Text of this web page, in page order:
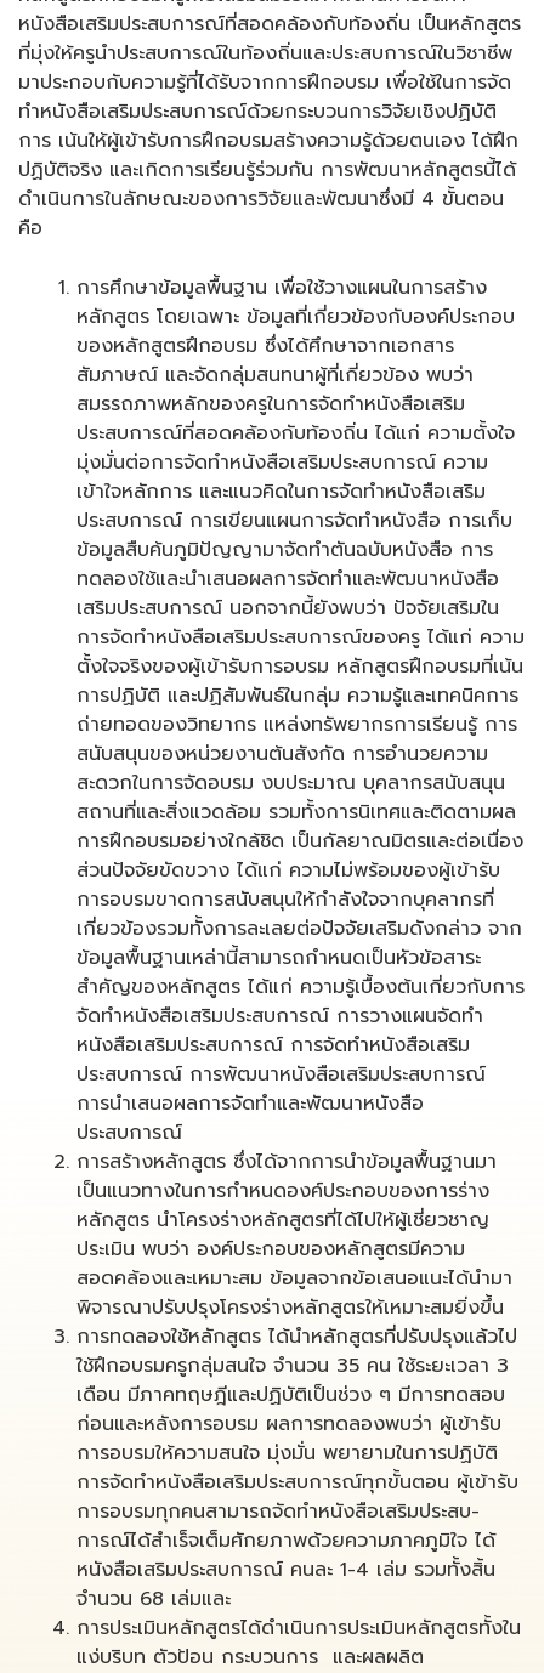
หนังสือเสริมประสบการณ์ที่สอดคล้องกับท้องถิ่น เป็นหลักสูตร
ที่มุ่งให้ครูนำประสบการณ์ในท้องถิ่นและประสบการณ์ในวิชาชีพ
มาประกอบกับความรู้ที่ได้รับจากการฝึกอบรม เพื่อใช้ในการจัด
ทำหนังสือเสริมประสบการณ์ด้วยกระบวนการวิจัยเชิงปฏิบัติ
การ เน้นให้ผู้เข้ารับการฝึกอบรมสร้างความรู้ด้วยตนเอง ได้ฝึก
ปฏิบัติจริง และเกิดการเรียนรู้ร่วมกัน การพัฒนาหลักสูตรนี้ได้
ดำเนินการในลักษณะของการวิจัยและพัฒนาซึ่งมี 4 ขั้นตอน
คือ
การศึกษาข้อมูลพื้นฐาน เพื่อใช้วางแผนในการสร้าง
หลักสูตร โดยเฉพาะ ข้อมูลที่เกี่ยวข้องกับองค์ประกอบ
ของหลักสูตรฝึกอบรม ซึ่งได้ศึกษาจากเอกสาร
สัมภาษณ์ และจัดกลุ่มสนทนาผู้ที่เกี่ยวข้อง พบว่า
สมรรถภาพหลักของครูในการจัดทำหนังสือเสริม
ประสบการณ์ที่สอดคล้องกับท้องถิ่น ได้แก่ ความตั้งใจ
มุ่งมั่นต่อการจัดทำหนังสือเสริมประสบการณ์ ความ
เข้าใจหลักการ และแนวคิดในการจัดทำหนังสือเสริม
ประสบการณ์ การเขียนแผนการจัดทำหนังสือ การเก็บ
ข้อมูลสืบค้นภูมิปัญญามาจัดทำตันฉบับหนังสือ การ
ทดลองใช้และนำเสนอผลการจัดทำและพัฒนาหนังสือ
เสริมประสบการณ์ นอกจากนี้ยังพบว่า ปัจจัยเสริมใน
การจัดทำหนังสือเสริมประสบการณ์ของครู ได้แก่ ความ
ตั้งใจจริงของผู้เข้ารับการอบรม หลักสูตรฝึกอบรมที่เน้น
การปฏิบัติ และปฏิสัมพันธ์ในกลุ่ม ความรู้และเทคนิคการ
ถ่ายทอดของวิทยากร แหล่งทรัพยากรการเรียนรู้ การ
สนับสนุนของหน่วยงานต้นสังกัด การอำนวยความ
สะดวกในการจัดอบรม งบประมาณ บุคลากรสนับสนุน
สถานที่และสิ่งแวดล้อม รวมทั้งการนิเทศและติดตามผล
การฝึกอบรมอย่างใกล้ชิด เป็นกัลยาณมิตรและต่อเนื่อง
ส่วนปัจจัยขัดขวาง ได้แก่ ความไม่พร้อมของผู้เข้ารับ
การอบรมขาดการสนับสนุนให้กำลังใจจากบุคลากรที่
เกี่ยวข้องรวมทั้งการละเลยต่อปัจจัยเสริมดังกล่าว จาก
ข้อมูลพื้นฐานเหล่านี้สามารถกำหนดเป็นหัวข้อสาระ
สำคัญของหลักสูตร ได้แก่ ความรู้เบื้องต้นเกี่ยวกับการ
จัดทำหนังสือเสริมประสบการณ์ การวางแผนจัดทำ
หนังสือเสริมประสบการณ์ การจัดทำหนังสือเสริม
ประสบการณ์ การพัฒนาหนังสือเสริมประสบการณ์
การนำเสนอผลการจัดทำและพัฒนาหนังสือ
ประสบการณ์
การสร้างหลักสูตร ซึ่งได้จากการนำข้อมูลพื้นฐานมา
เป็นแนวทางในการกำหนดองค์ประกอบของการร่าง
หลักสูตร นำโครงร่างหลักสูตรที่ได้ไปให้ผู้เชี่ยวชาญ
ประเมิน พบว่า องค์ประกอบของหลักสูตรมีความ
สอดคล้องและเหมาะสม ข้อมูลจากข้อเสนอแนะได้นำมา
พิจารณาปรับปรุงโครงร่างหลักสูตรให้เหมาะสมยิ่งขึ้น
การทดลองใช้หลักสูตร ได้นำหลักสูตรที่ปรับปรุงแล้วไป
ใช้ฝึกอบรมครูกลุ่มสนใจ จำนวน 35 คน ใช้ระยะเวลา 3
เดือน มีภาคทฤษฎีและปฏิบัติเป็นช่วง ๆ มีการทดสอบ
ก่อนและหลังการอบรม ผลการทดลองพบว่า ผู้เข้ารับ
การอบรมให้ความสนใจ มุ่งมั่น พยายามในการปฏิบัติ
การจัดทำหนังสือเสริมประสบการณ์ทุกขั้นตอน ผู้เข้ารับ
การอบรมทุกคนสามารถจัดทำหนังสือเสริมประสบ-
การณ์ได้สำเร็จเต็มศักยภาพด้วยความภาคภูมิใจ ได้
หนังสือเสริมประสบการณ์ คนละ 1-4 เล่ม รวมทั้งสิ้น
จำนวน 68 เล่มและ
การประเมินหลักสูตรได้ดำเนินการประเมินหลักสูตรทั้งใน
แง่บริบท ตัวป้อน กระบวนการ และผลผลิต